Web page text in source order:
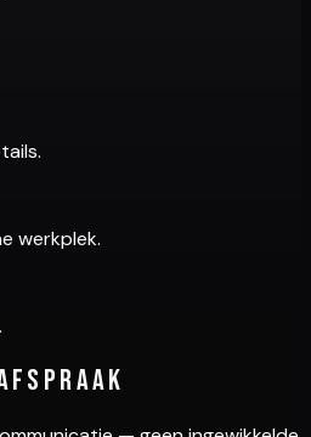
werkplek.